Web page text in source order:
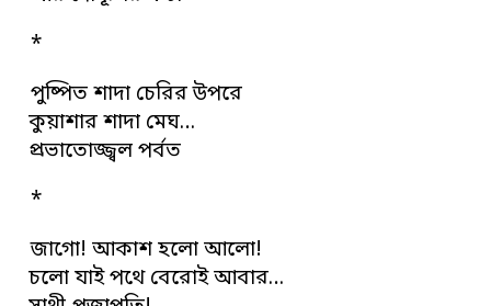
*
পুষ্পিত শাদা চেরির উপরে
কুয়াশার শাদা মেঘ…
প্রভাতোজ্জ্বল পর্বত
*
জাগো! আকাশ হলো আলো!
চলো যাই পথে বেরোই আবার…